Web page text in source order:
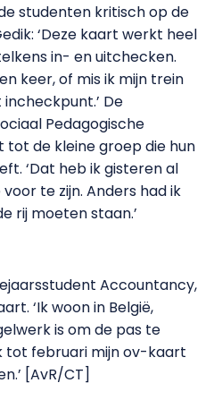
studenten kritisch op de
‘Deze kaart werkt heel
in- en uitchecken.
keer, of mis ik mijn trein
De
Pedagogische
tot de kleine groep die hun
‘Dat heb ik gisteren al
te zijn. Anders had ik
rij moeten staan.’
Accountancy,
‘Ik woon in België,
is om de pas te
tot februari mijn ov-kaart
[AvR/CT]